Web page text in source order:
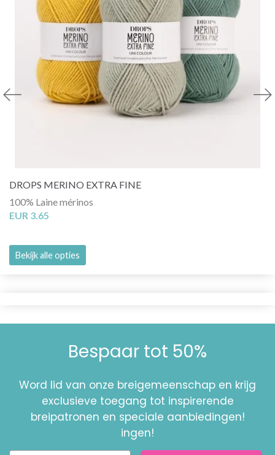
DROPS MERINO EXTRA FINE
100% Laine mérinos
EUR 3.65
Bekijk alle opties
Bespaar tot 50%
Word lid van onze breigemeenschap en krijg
exclusieve toegang tot inspirerende
breipatronen en speciale aanbiedingen!
ingen!